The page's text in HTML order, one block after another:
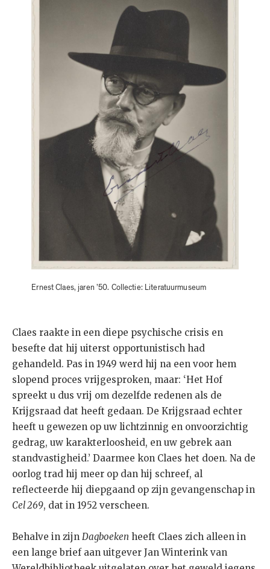
Ernest Claes, jaren ’50. Collectie: Literatuurmuseum
Claes raakte in een diepe psychische crisis en
besefte dat hij uiterst opportunistisch had
gehandeld. Pas in 1949 werd hij na een voor hem
slopend proces vrijgesproken, maar: ‘Het Hof
spreekt u dus vrij om dezelfde redenen als de
Krijgsraad dat heeft gedaan. De Krijgsraad echter
heeft u gewezen op uw lichtzinnig en onvoorzichtig
gedrag, uw karakterloosheid, en uw gebrek aan
standvastigheid.’ Daarmee kon Claes het doen. Na de
oorlog trad hij meer op dan hij schreef, al
reflecteerde hij diepgaand op zijn gevangenschap in
Cel 269, dat in 1952 verscheen.
Behalve in zijn Dagboeken heeft Claes zich alleen in
een lange brief aan uitgever Jan Winterink van